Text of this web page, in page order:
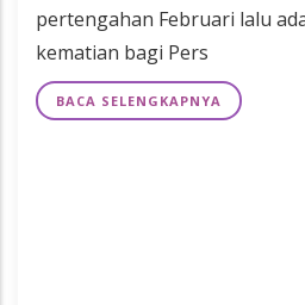
pertengahan Februari lalu
kematian bagi Pers
BACA SELENGKAPNYA